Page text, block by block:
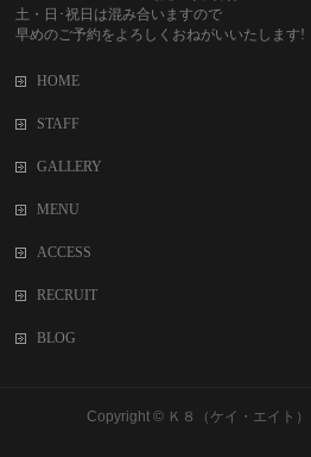
土・日･祝日は混み合いますので
早めのご予約をよろしくおねがいいたします!
HOME
STAFF
GALLERY
MENU
ACCESS
RECRUIT
BLOG
Copyright © Ｋ８（ケイ・エイト）